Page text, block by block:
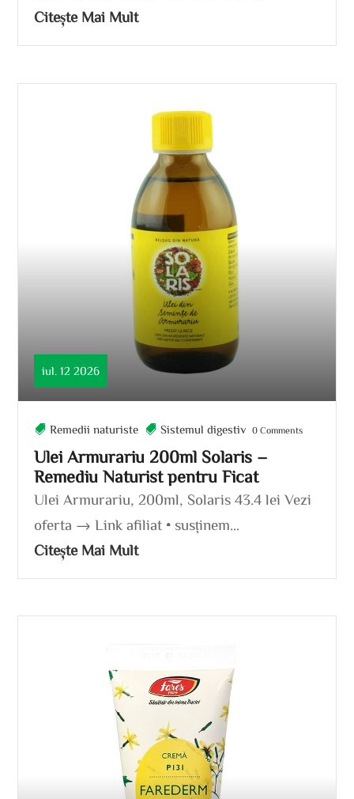
Citește Mai Mult
Ulei Armurariu 200ml Solaris –
Remediu Naturist pentru Ficat
iul. 12 2026
Remedii naturiste Sistemul digestiv 0 Comments
Ulei Armurariu, 200ml, Solaris 43.4 lei Vezi
oferta → Link afiliat • susținem...
Citește Mai Mult